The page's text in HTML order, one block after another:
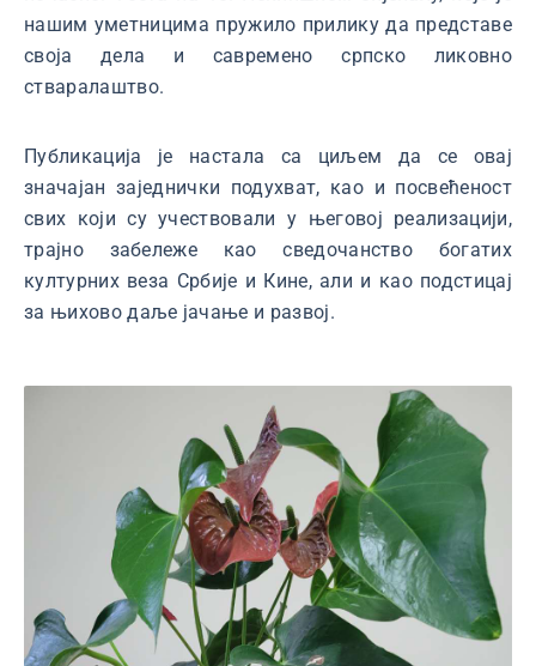
нашим уметницима пружило прилику да представе
своја дела и савремено српско ликовно
стваралаштво.
Публикација је настала са циљем да се овај
значајан заједнички подухват, као и посвећеност
свих који су учествовали у његовој реализацији,
трајно забележе као сведочанство богатих
културних веза Србије и Кине, али и као подстицај
за њихово даље јачање и развој.